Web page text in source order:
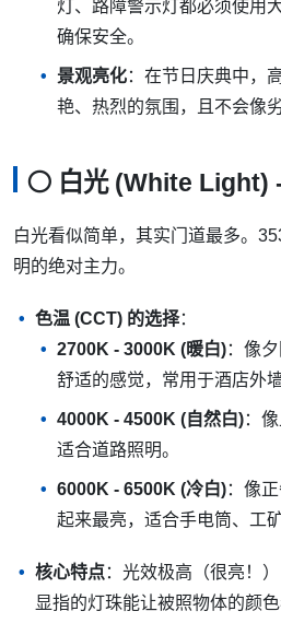
灯、路障警示灯都必须使用
确保安全。
景观亮化：在节日庆典中，
艳、热烈的氛围，且不会像
⚪ 白光 (White Light)
白光看似简单，其实门道最多。
明的绝对主力。
色温 (CCT) 的选择：
2700K - 3000K (暖白)：像
舒适的感觉，常用于酒店外
4000K - 4500K (自然白)：
适合道路照明。
6000K - 6500K (冷白)：像
起来最亮，适合手电筒、工矿
核心特点：光效极高（很亮！
显指的灯珠能让被照物体的颜